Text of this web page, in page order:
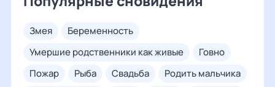
змея
беременность
умершие родственники как живые
говно
пожар
рыба свадьба
родить мальчика